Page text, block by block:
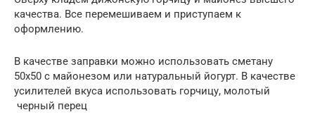
качества. Все перемешиваем и приступаем к
оформлению.
В качестве заправки можно использовать сметану
50х50 с майонезом или натуральный йогурт. В качестве
усилителей вкуса использовать горчицу, молотый
черный перец